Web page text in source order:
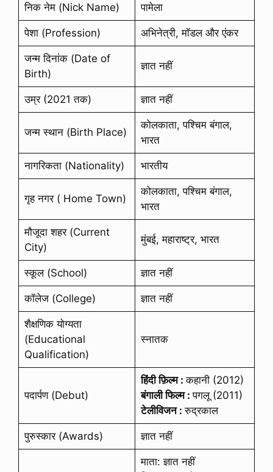
निक नेम (Nick Name) पामेला
पेशा (Profession) अभिनेत्री, मॉडल और एंकर
जन्म दिनांक (Date of
Birth)
ज्ञात नहीं
उम्र (2021 तक) ज्ञात नहीं
जन्म स्थान (Birth Place)
कोलकाता, पश्चिम बंगाल,
भारत
नागरिकता (Nationality) भारतीय
गृह नगर ( Home Town)
कोलकाता, पश्चिम बंगाल,
भारत
मौजूदा शहर (Current
City)
मुंबई, महाराष्ट्र, भारत
स्कूल (School) ज्ञात नहीं
कॉलेज (College) ज्ञात नहीं
शैक्षणिक योग्यता
(Educational
Qualification)
स्नातक
पदार्पण (Debut)
हिंदी फ़िल्म :कहानी (2012)
बंगाली फिल्म :पगलू (2011)
टेलीविजन :रुद्रकाल
पुरुस्कार (Awards) ज्ञात नहीं
माता: ज्ञात नहीं